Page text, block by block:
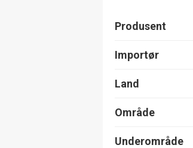
Produsent
Importør
Land
Område
Underområde